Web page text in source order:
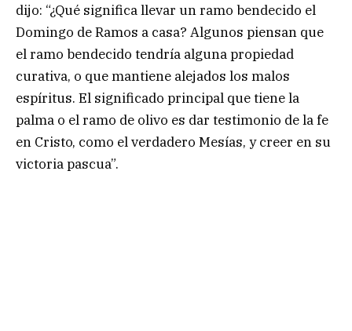
dijo: “¿Qué significa llevar un ramo bendecido el
Domingo de Ramos a casa? Algunos piensan que
el ramo bendecido tendría alguna propiedad
curativa, o que mantiene alejados los malos
espíritus. El significado principal que tiene la
palma o el ramo de olivo es dar testimonio de la fe
en Cristo, como el verdadero Mesías, y creer en su
victoria pascua”.